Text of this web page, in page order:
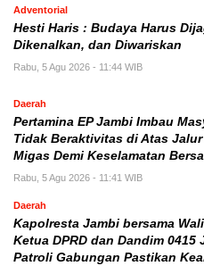
Adventorial
Hesti Haris : Budaya Harus
Dikenalkan, dan Diwariskan
Rabu, 5 Agu 2026 - 11:44 WIB
Daerah
Pertamina EP Jambi Imbau
Tidak Beraktivitas di Atas Jalur
Migas Demi Keselamatan
Rabu, 5 Agu 2026 - 11:41 WIB
Daerah
Kapolresta Jambi bersama
Ketua DPRD dan Dandim 0415
Patroli Gabungan Pastikan